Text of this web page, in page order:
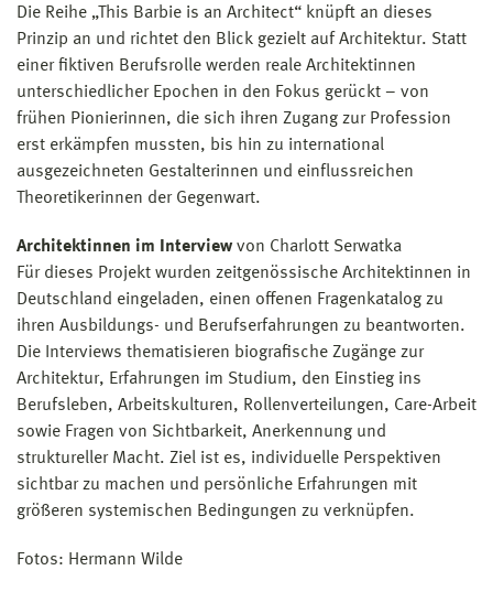
Die Reihe „This Barbie is an Architect“ knüpft an dieses
Prinzip an und richtet den Blick gezielt auf Architektur. Statt
einer fiktiven Berufsrolle werden reale Architektinnen
unterschiedlicher Epochen in den Fokus gerückt – von
frühen Pionierinnen, die sich ihren Zugang zur Profession
erst erkämpfen mussten, bis hin zu international
ausgezeichneten Gestalterinnen und einflussreichen
Theoretikerinnen der Gegenwart.
Architektinnen im Interviewvon Charlott Serwatka
Für dieses Projekt wurden zeitgenössische Architektinnen in
Deutschland eingeladen, einen offenen Fragenkatalog zu
ihren Ausbildungs- und Berufserfahrungen zu beantworten.
Die Interviews thematisieren biografische Zugänge zur
Architektur, Erfahrungen im Studium, den Einstieg ins
Berufsleben, Arbeitskulturen, Rollenverteilungen, Care-Arbeit
sowie Fragen von Sichtbarkeit, Anerkennung und
struktureller Macht. Ziel ist es, individuelle Perspektiven
sichtbar zu machen und persönliche Erfahrungen mit
größeren systemischen Bedingungen zu verknüpfen.
Fotos: Hermann Wilde